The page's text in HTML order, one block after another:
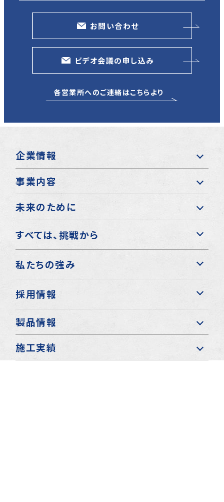
お問い合わせ
ビデオ会議の申し込み
各営業所へのご連絡はこちらより
企業情報
事業内容
未来のために
すべては、挑戦から
私たちの強み
採用情報
製品情報
施工実績